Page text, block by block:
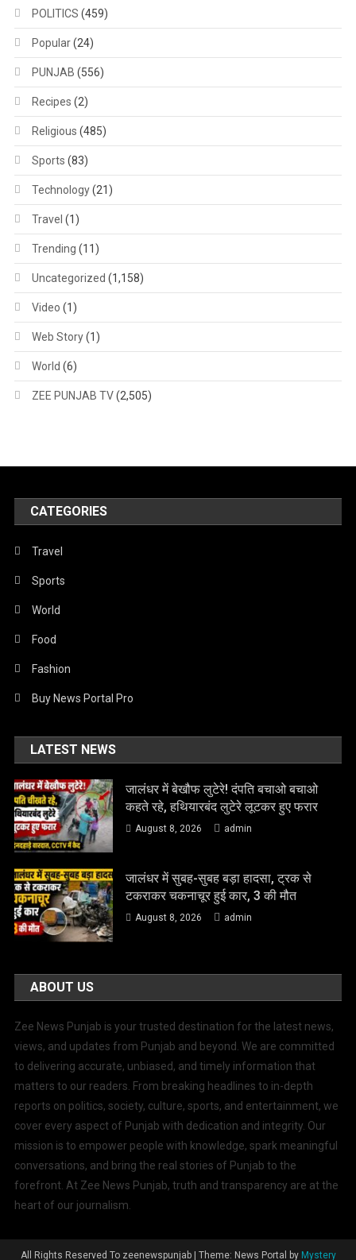
POLITICS (459)
Popular(24)
PUNJAB (556)
Recipes (2)
Religious (485)
Sports (83)
Technology(21)
Travel (1)
Trending (11)
Uncategorized (1,158)
Video (1)
Web Story(1)
World (6)
ZEE PUNJAB TV(2,505)
CATEGORIES
Travel
Sports
World
Food
Fashion
Buy News Portal Pro
LATEST NEWS
जालंधर में बेखौफ लुटेरे! दंपति बचाओ बचाओ
कहते रहे, हथियारबंद लुटेरे लूटकर हुए फरार
August 8, 2026 admin
जालंधर में सुबह-सुबह बड़ा हादसा, ट्रक से
टकराकर चकनाचूर हुई कार, 3 की मौत
August 8, 2026 admin
ABOUT US
Zee News Punjab is your trusted destination for the latest news,
views, and updates from Punjab and beyond. We are committed
to delivering accurate, unbiased, and timely information that
matters to our readers. From breaking headlines to in-depth
reports on politics, society, culture, sports, and entertainment, we
cover every aspect of Punjab with dedication and integrity. Our
mission is to empower people with knowledge, spark meaningful
conversations, and bring the real stories of Punjab to the
forefront. At Zee News Punjab, truth and transparency are at the
heart of our journalism.
All Rights Reserved To zeenewspunjab Theme: News Portal by Mystery